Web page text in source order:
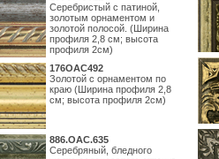
Серебристый с патиной,
золотым орнаментом и
золотой полосой. (Ширина
профиля 2,8 см; высота
профиля 2см)
176OAC492
Золотой с орнаментом по
краю (Ширина профиля 2,8
см; высота профиля 2см)
886.ОАС.635
Серебряный, бледного